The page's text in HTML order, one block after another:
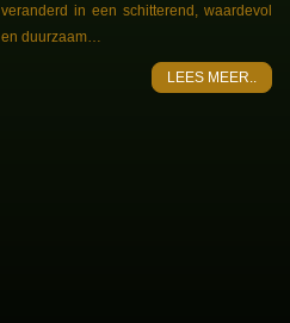
veranderd in een schitterend, waardevol
en duurzaam…
LEES MEER..